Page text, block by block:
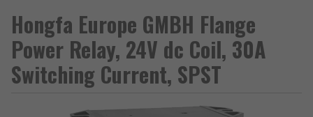
Hongfa Europe GMBH Flange
Power Relay, 24V dc Coil, 30A
Switching Current, SPST